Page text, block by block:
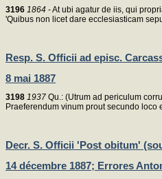
3196 1864 - At ubi agatur de iis, qui
'Quibus non licet dare ecclesiasticam
Resp. S. Officii ad episc.
8 mai 1887
3198 1937 Qu.: (Utrum ad periculum
Praeferendum vinum prout secundo loco
Decr. S. Officii 'Post obitum'
14 décembre 1887; Errores